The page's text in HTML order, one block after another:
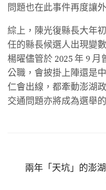
問題也在此事件再度讓
綜上，陳光復縣長大年
任的縣長候選人出現變
楊曜儘管於 2025 年 9
公職，會披掛上陣還是
仁會出線，都牽動澎湖
交通問題亦將成為選舉
兩年「天坑」的澎